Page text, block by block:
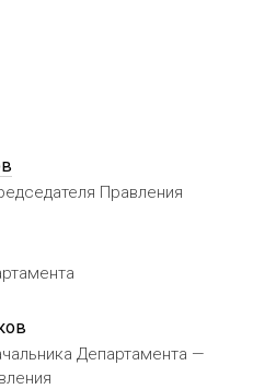
Правления
Департамента —